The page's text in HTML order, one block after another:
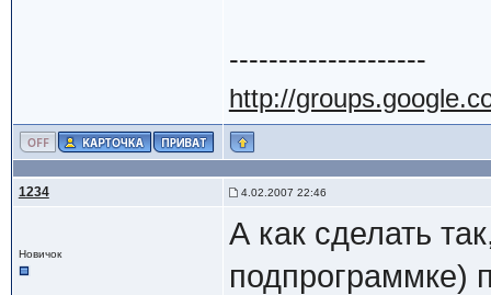
--------------------
http://
1234 4.02.2007 22:46
Новичок
А как сделать
подпрограммке)